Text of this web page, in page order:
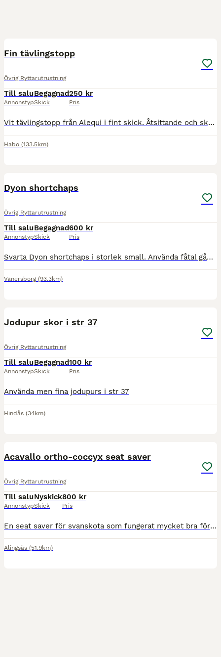
Fin tävlingstopp
Övrig Ryttarutrustning
Till salu
Annonstyp
Begagnad
Skick
250 kr
Pris
Vit tävlingstopp från Alequi i fint skick. Åtsittande och skön. Snygga detaljer. Luftig o bra då det är nät tyg i sidorna. Storlek S Kan hämtas i Habo området eller skickas 250kr
Habo (133.5km)
Dyon shortchaps
Övrig Ryttarutrustning
Till salu
Annonstyp
Begagnad
Skick
600 kr
Pris
Svarta Dyon shortchaps i storlek small. Använda fåtal gånger i fint skick. Nypris 2100kr.
Vänersborg (93.3km)
Jodupur skor i str 37
Övrig Ryttarutrustning
Till salu
Annonstyp
Begagnad
Skick
100 kr
Pris
Använda men fina jodupurs i str 37
Hindås (34km)
Acavallo ortho-coccyx seat saver
Övrig Ryttarutrustning
Till salu
Annonstyp
Nyskick
Skick
800 kr
Pris
En seat saver för svanskota som fungerat mycket bra för mig. Fint skick. Säljes då behovet inte finns längre. Använd ett fåtal gånger.
Alingsås (51.9km)